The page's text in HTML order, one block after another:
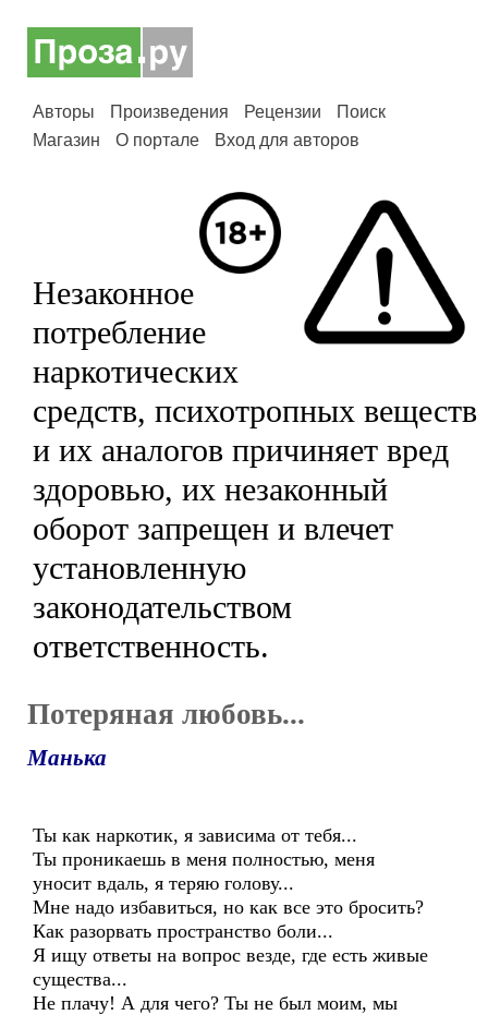
Авторы Произведения Рецензии
Поиск
Магазин
О портале Вход для авторов
Незаконное
потребление
наркотических
средств, психотропных веществ
и их аналогов причиняет вред
здоровью, их незаконный
оборот запрещен и влечет
установленную
законодательством
ответственность.
Потеряная любовь...
Манька
Ты как наркотик, я зависима от тебя...
Ты проникаешь в меня полностью, меня
уносит вдаль, я теряю голову...
Мне надо избавиться, но как все это бросить?
Как разорвать пространство боли...
Я ищу ответы на вопрос везде, где есть живые
существа...
Не плачу! А для чего? Ты не был моим, мы